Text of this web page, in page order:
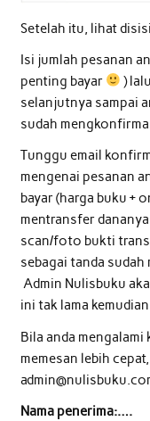
Setelah itu, lihat disisi
Isi jumlah pesanan
penting bayar
)
selanjutnya sampai
sudah
Tunggu email
mengenai pesanan
bayar (harga buku +
mentransfer
scan/foto bukti
sebagai tanda
Admin Nulisbuku
ini tak lama
Bila anda
memesan lebih
Nama penerima:….